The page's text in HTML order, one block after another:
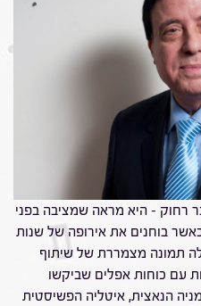
רחוק – היא מראה שמציבה בפני
בוחנים את אירופה של שנות
עולה תמונה מצמררת של שיתוף
עם כוחות אפלים שביקשו
הנאצית, איטליה הפשיסטית